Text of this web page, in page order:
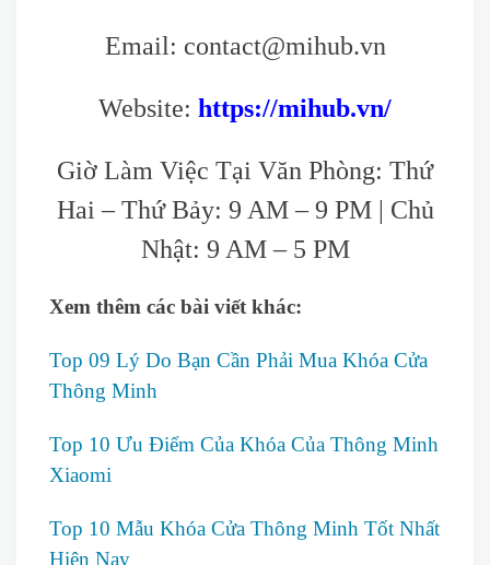
Email: contact@mihub.vn
Website: https://mihub.vn/
Giờ Làm Việc Tại Văn Phòng: Thứ
Hai – Thứ Bảy: 9 AM – 9 PM | Chủ
Nhật: 9 AM – 5 PM
Xem thêm các bài viết khác:
Top 09 Lý Do Bạn Cần Phải Mua Khóa Cửa
Thông Minh
Top 10 Ưu Điểm Của Khóa Của Thông Minh
Xiaomi
Top 10 Mẫu Khóa Cửa Thông Minh Tốt Nhất
Hiện Nay